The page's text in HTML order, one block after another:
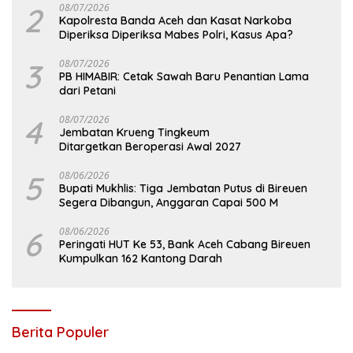
2 08/07/2026
Kapolresta Banda Aceh dan Kasat Narkoba
Diperiksa Diperiksa Mabes Polri, Kasus Apa?
3 08/07/2026
PB HIMABIR: Cetak Sawah Baru Penantian Lama
dari Petani
4 08/07/2026
Jembatan Krueng Tingkeum
Ditargetkan Beroperasi Awal 2027
5 08/06/2026
Bupati Mukhlis: Tiga Jembatan Putus di Bireuen
Segera Dibangun, Anggaran Capai 500 M
6 08/06/2026
Peringati HUT Ke 53, Bank Aceh Cabang Bireuen
Kumpulkan 162 Kantong Darah
Berita Populer